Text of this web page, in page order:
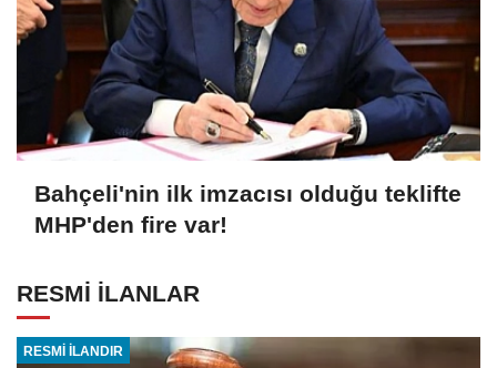
Bahçeli'nin ilk imzacısı olduğu teklifte
MHP'den fire var!
RESMİ İLANLAR
RESMİ İLANDIR